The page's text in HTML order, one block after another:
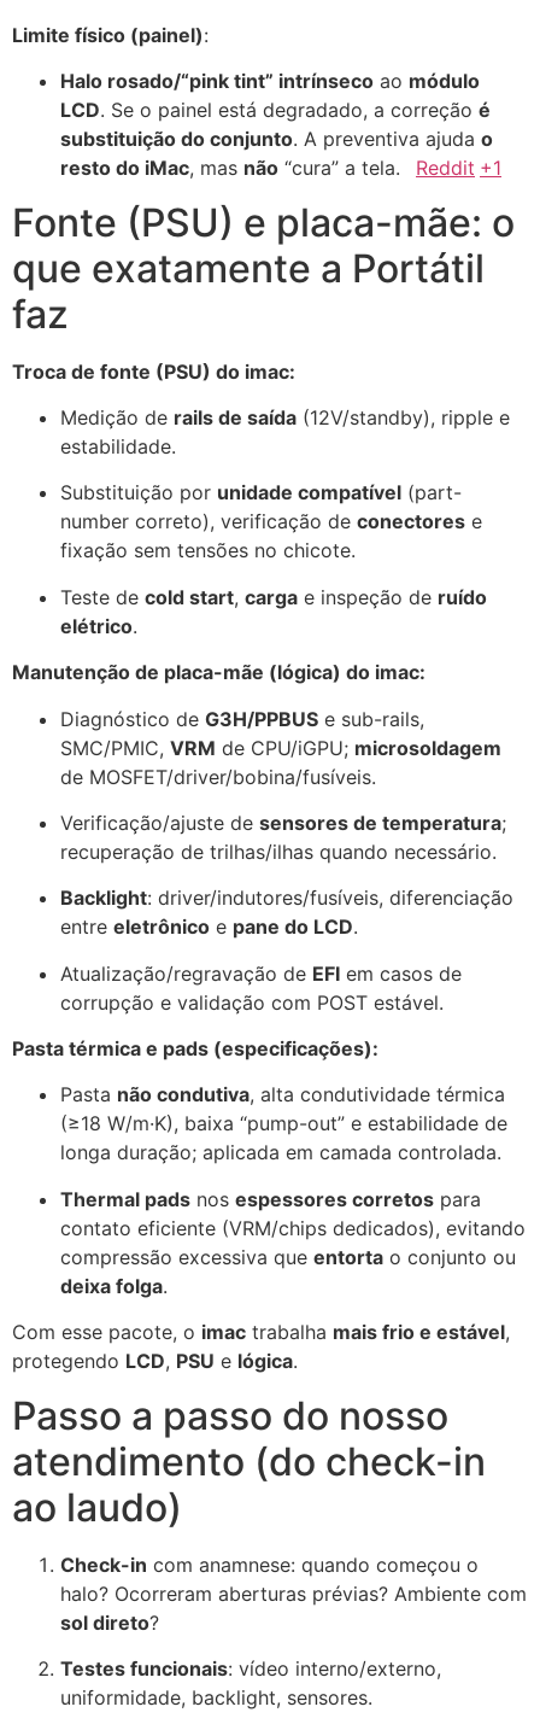
Limite físico (painel):
Halo rosado/“pink tint” intrínseco ao módulo
LCD. Se o painel está degradado, a correção é
substituição do conjunto. A preventiva ajuda o
resto do iMac, mas não “cura” a tela. Reddit +1
Fonte (PSU) e placa-mãe: o
que exatamente a Portátil
faz
Troca de fonte (PSU) do imac:
Medição de rails de saída (12V/standby), ripple e
estabilidade.
Substituição por unidade compatível (part-
number correto), verificação de conectores e
fixação sem tensões no chicote.
Teste de cold start, carga e inspeção de ruído
elétrico.
Manutenção de placa-mãe (lógica) do imac:
Diagnóstico de G3H/PPBUS e sub-rails,
SMC/PMIC, VRM de CPU/iGPU; microsoldagem
de MOSFET/driver/bobina/fusíveis.
Verificação/ajuste de sensores de temperatura;
recuperação de trilhas/ilhas quando necessário.
Backlight: driver/indutores/fusíveis, diferenciação
entre eletrônico e pane do LCD.
Atualização/regravação de EFI em casos de
corrupção e validação com POST estável.
Pasta térmica e pads (especificações):
Pasta não condutiva, alta condutividade térmica
(≥18 W/m·K), baixa “pump-out” e estabilidade de
longa duração; aplicada em camada controlada.
Thermal pads nos espessores corretos para
contato eficiente (VRM/chips dedicados), evitando
compressão excessiva que entorta o conjunto ou
deixa folga.
Com esse pacote, o imac trabalha mais frio e estável,
protegendo LCD, PSU e lógica.
Passo a passo do nosso
atendimento (do check-in
ao laudo)
Check-in com anamnese: quando começou o
halo? Ocorreram aberturas prévias? Ambiente com
sol direto?
Testes funcionais: vídeo interno/externo,
uniformidade, backlight, sensores.